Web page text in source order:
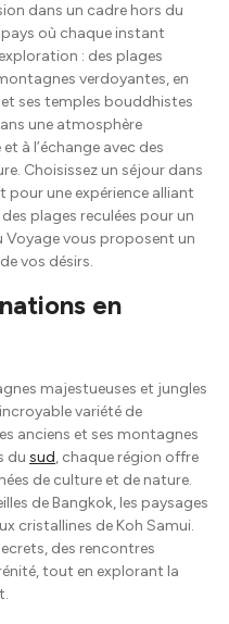
dans un cadre hors du
où chaque instant
: des plages
verdoyantes, en
ses temples bouddhistes
une atmosphère
à l’échange avec des
Choisissez un séjour dans
pour une expérience alliant
plages reculées pour un
Voyage vous proposent un
vos désirs.
en
majestueuses et jungles
variété de
anciens et ses montagnes
du sud, chaque région offre
de culture et de nature.
de Bangkok, les paysages
cristallines de Koh Samui.
des rencontres
tout en explorant la